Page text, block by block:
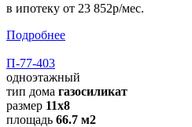
в ипотеку от 23 852р/мес.
Подробнее
П-77-403
одноэтажный
тип дома газосиликат
размер 11х8
площадь 66.7 м2